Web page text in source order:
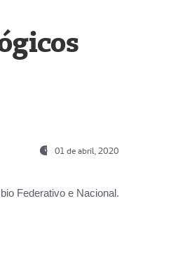
01 de abril, 2020
Federativo e Nacional.